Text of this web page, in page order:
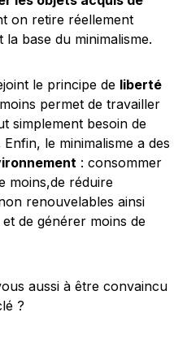
on retire réellement
la base du minimalisme.
le principe de liberté
permet de travailler
simplement besoin de
le minimalisme a des
: consommer
moins,de réduire
renouvelables ainsi
de générer moins de
aussi à être convaincu
?